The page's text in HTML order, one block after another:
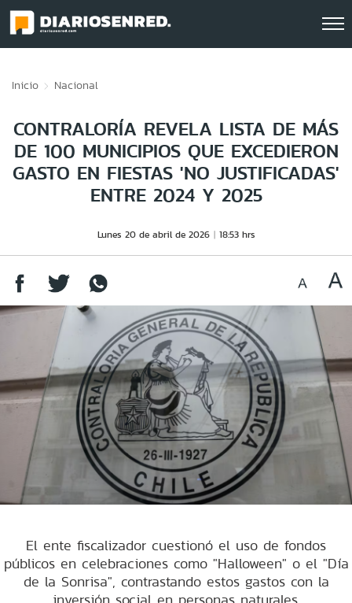
Inicio Nacional
CONTRALORÍA REVELA LISTA DE MÁS
DE 100 MUNICIPIOS QUE EXCEDIERON
GASTO EN FIESTAS 'NO JUSTIFICADAS'
ENTRE 2024 Y 2025
Lunes 20 de abril de 2026 18:53 hrs
El ente fiscalizador cuestionó el uso de fondos
públicos en celebraciones como "Halloween" o el "Día
de la Sonrisa", contrastando estos gastos con la